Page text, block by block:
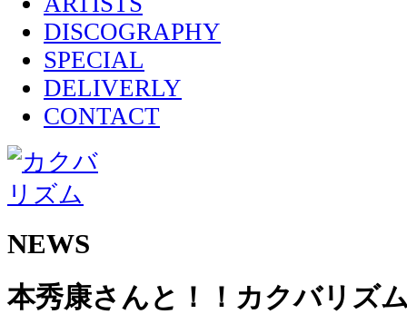
DISCOGRAPHY
SPECIAL
DELIVERLY
CONTACT
NEWS
本秀康さんと！！カクバリズ